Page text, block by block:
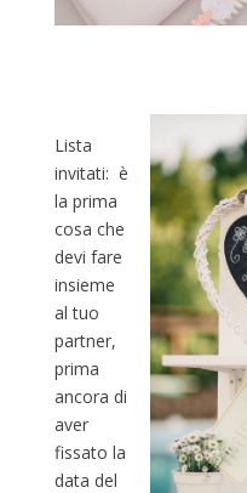
Lista
invitati: è
la prima
cosa che
devi fare
insieme
al tuo
partner,
prima
ancora di
aver
fissato la
data del